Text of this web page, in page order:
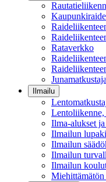
Rataverkko
Ilmailu
Lentoliikenne,
Ilma-alukset
Ilmailun
Ilmailun
Ilmailun
Ilmailun